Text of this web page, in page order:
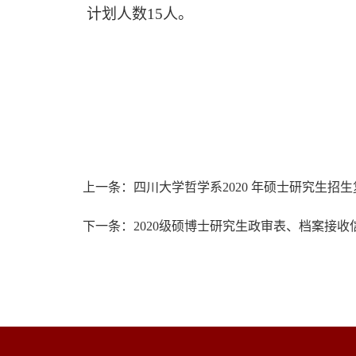
计划人数15人。
上一条：四川大学哲学系2020 年硕士研究生招
下一条：2020级硕博士研究生政审表、档案接收